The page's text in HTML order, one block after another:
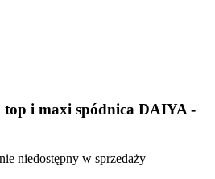
i maxi spódnica DAIYA -
niedostępny w sprzedaży